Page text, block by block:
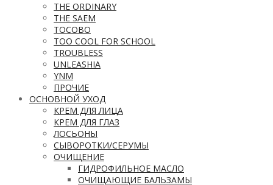
THE ORDINARY
THE SAEM
TOCOBO
TOO COOL FOR SCHOOL
TROUBLESS
UNLEASHIA
YNM
ПРОЧИЕ
ОСНОВНОЙ УХОД
КРЕМ ДЛЯ ЛИЦА
КРЕМ ДЛЯ ГЛАЗ
ЛОСЬОНЫ
СЫВОРОТКИ/СЕРУМЫ
ОЧИЩЕНИЕ
ГИДРОФИЛЬНОЕ МАСЛО
ОЧИЩАЮЩИЕ БАЛЬЗАМЫ